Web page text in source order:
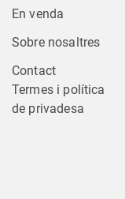
En venda
Sobre nosaltres
Contact
Termes i política
de privadesa